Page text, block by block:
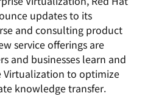
updates to its
and consulting product
service offerings are
and businesses learn and
Virtualization to optimize
knowledge transfer.